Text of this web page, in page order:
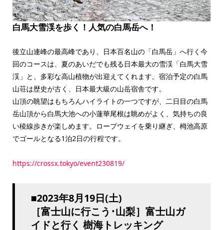
白馬大雪渓を歩く！人気の白馬岳へ！
後立山連峰の最高峰であり、日本百名山の「白馬岳」へ行く今
回のコースは、夏のあいだでも残る日本最大の雪渓「白馬大雪
渓」と、多彩な高山植物が出迎えてくれます。宿泊予定の白馬
山荘は歴史が古く、日本最大級の山岳宿舎です。
山頂の眺望はもちろんハイライトの一つですが、二日目の白馬
岳山頂から白馬大池への小蓮華尾根は眺めがよく、気持ちの良
い稜線歩きが楽しめます。ロープウェイを乗り継ぎ、栂池高原
でゴールとなる1泊2日の行程です。
https://crossx.tokyo/event230819/
■2023年8月19日(土)
［富士山に行こう･山梨］富士山ガ
イドと行く 樹海トレッキング